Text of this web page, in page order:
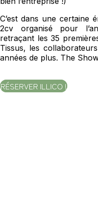
C’est dans une certaine
2cv organisé pour
retraçant les 35
Tissus, les
années de plus. The
RÉSERVER ILLICO !